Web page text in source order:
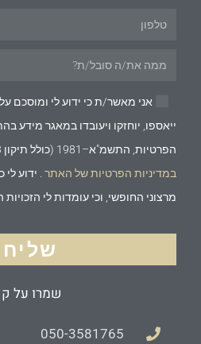
אני מאשר/ת כי ידוע לי ומוסכם
ייאספו, יוחזקו ויעובדו במאגר מידע
הפרטיות, התשמ"א–1981 (כולל תיקון 13), ולמטרות המפורטות
במדיניות הפרטיות של האתר
. ידוע
מרצוני החופשי, וכי עומדות לי הזכויות
שמרו על
050-3581765